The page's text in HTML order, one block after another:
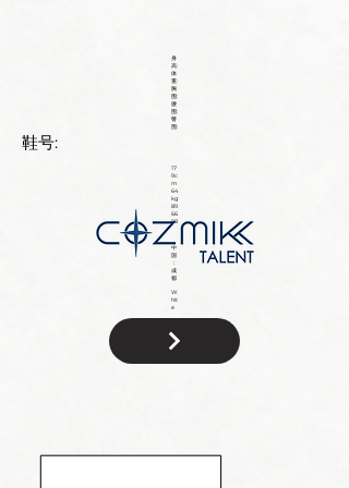
W
hit
e
中
国
：
成
都
身
高:
体
重:
胸
围:
腰
围:
臀
围:
鞋号:
17
9c
m
64
kg
89
66
98
籍: